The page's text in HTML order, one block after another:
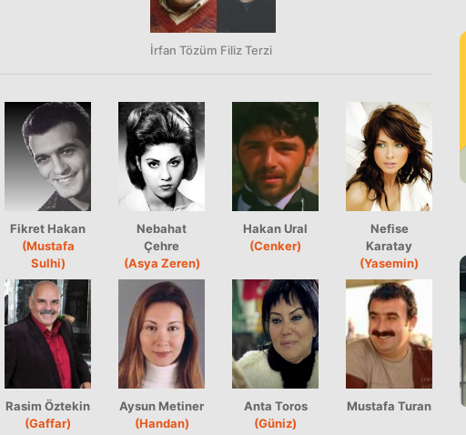
İrfan Tözüm Filiz Terzi
Fikret Hakan
(Mustafa
Sulhi)
Nebahat
Çehre
(Asya Zeren)
Hakan Ural
(Cenker)
Nefise
Karatay
(Yasemin)
Rasim Öztekin
(Gaffar)
Aysun Metiner
(Handan)
Anta Toros
(Güniz)
Mustafa Turan